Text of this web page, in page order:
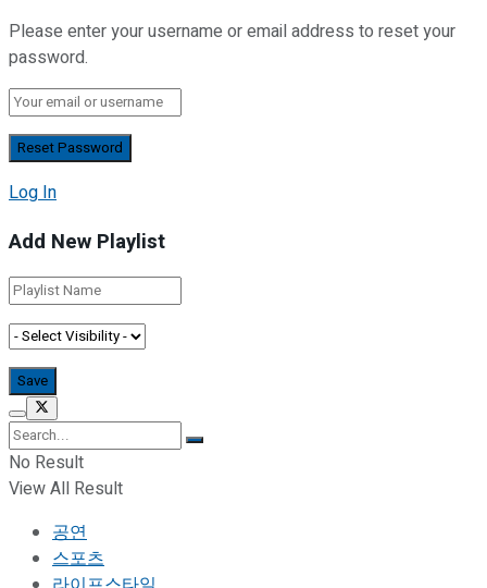
Please enter your username or email address to reset your
password.
Log In
Add New Playlist
No Result
View All Result
공연
스포츠